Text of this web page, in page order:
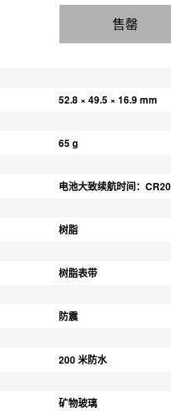
售罄
52.8 × 49.5 × 16.9 mm
65 g
电池大致续航时间：
树脂
树脂表带
防震
200 米防水
矿物玻璃